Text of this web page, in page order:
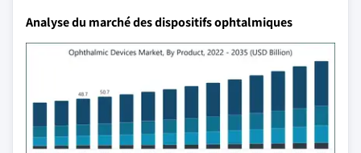
Analyse du marché des dispositifs ophtalmiques